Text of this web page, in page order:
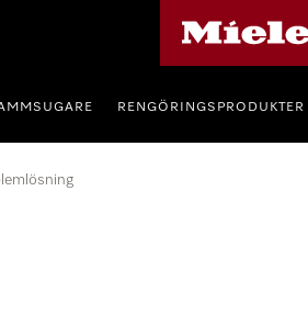
RENGÖRINGSPRODUKTER